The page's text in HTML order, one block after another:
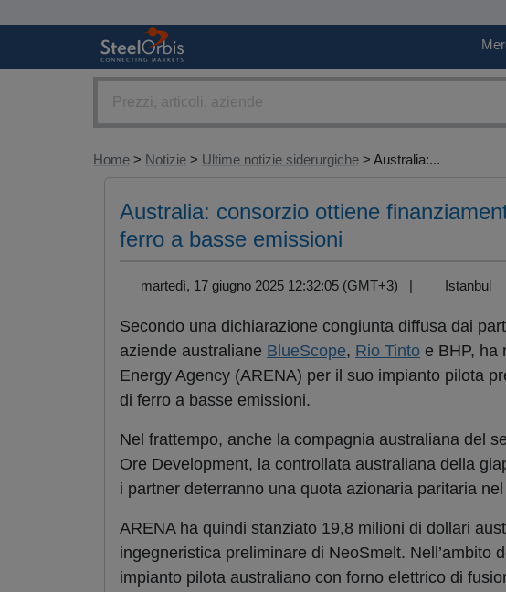
Home > Notizie > Ultime notizie siderurgiche > Australia:...
Australia: consorzio ottiene
ferro a basse emissioni
martedì, 17 giugno 2025 12:32:05 (GMT+3) | Istanbul
Secondo una dichiarazione congiunta diffusa dai
aziende australiane BlueScope, Rio Tinto e BHP, ha
Energy Agency (ARENA) per il suo impianto pilota
di ferro a basse emissioni.
Nel frattempo, anche la compagnia australiana del
Ore Development, la controllata australiana della
i partner deterranno una quota azionaria paritaria
ARENA ha quindi stanziato 19,8 milioni di dollari
ingegneristica preliminare di NeoSmelt.
impianto pilota australiano con forno elettrico di